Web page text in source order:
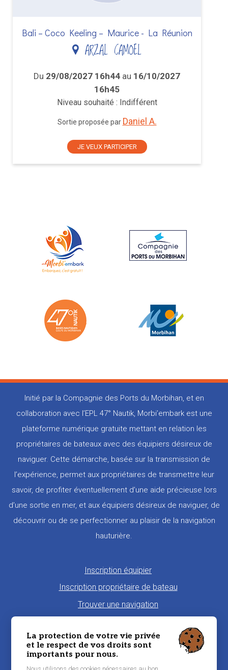
Bali – Coco Keeling – Maurice - La Réunion
ARZAL CAMOEL
Du 29/08/2027 16h44 au 16/10/2027
16h45
Niveau souhaité : Indifférent
Sortie proposée par Daniel A.
JE VEUX PARTICIPER
Initié par la Compagnie des Ports du Morbihan, et en
collaboration avec l’EPL 47° Nautik, Morbi’embark est une
plateforme numérique gratuite mettant en relation les
propriétaires de bateaux avec des équipiers désireux de
naviguer. Cette démarche, basée sur la transmission de
l’expérience, permet aux propriétaires de transmettre leur
savoir, de profiter éventuellement d’une aide précieuse lors
d’une sortie en mer, et aux équipiers désireux de naviguer, de
découvrir ou de se perfectionner au plaisir de la navigation
hauturière.
Inscription équipier
Inscription propriétaire de bateau
Trouver une navigation
La charte Morbi'Embark
Niveau de pratique maritime
La protection de votre vie privée
et le respect de vos droits sont
importants pour nous.